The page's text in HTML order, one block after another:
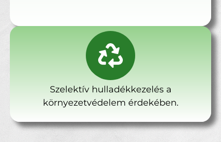
Szelektív hulladékkezelés a
környezetvédelem érdekében.